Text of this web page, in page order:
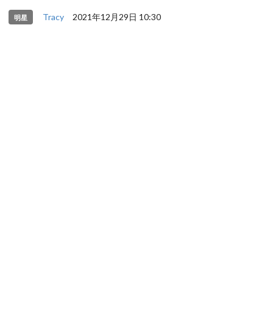
明星 Tracy 2021年12月29日 10:30